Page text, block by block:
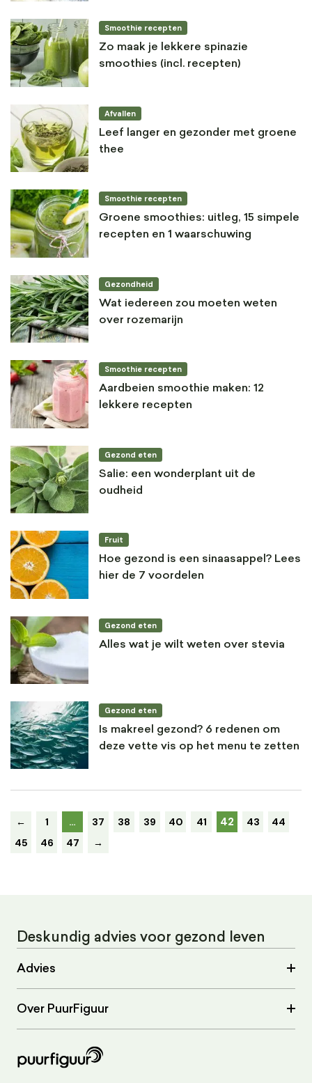
Smoothie recepten
Zo maak je lekkere spinazie
smoothies (incl. recepten)
Afvallen
Leef langer en gezonder met groene
thee
Smoothie recepten
Groene smoothies: uitleg, 15 simpele
recepten en 1 waarschuwing
Gezondheid
Wat iedereen zou moeten weten
over rozemarijn
Smoothie recepten
Aardbeien smoothie maken: 12
lekkere recepten
Gezond eten
Salie: een wonderplant uit de
oudheid
Fruit
Hoe gezond is een sinaasappel? Lees
hier de 7 voordelen
Gezond eten
Alles wat je wilt weten over stevia
Gezond eten
Is makreel gezond? 6 redenen om
deze vette vis op het menu te zetten
← 1 … 37 38 39 40 41 42 43
44
45
46 47 →
Deskundig advies voor gezond leven
Advies
Over PuurFiguur